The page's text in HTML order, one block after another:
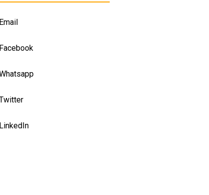
Email
Facebook
LinkedIn